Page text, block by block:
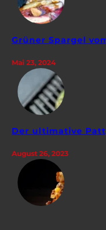
Grüner Spargel
Mai 23, 2024
Der ultimative
August 26, 2023